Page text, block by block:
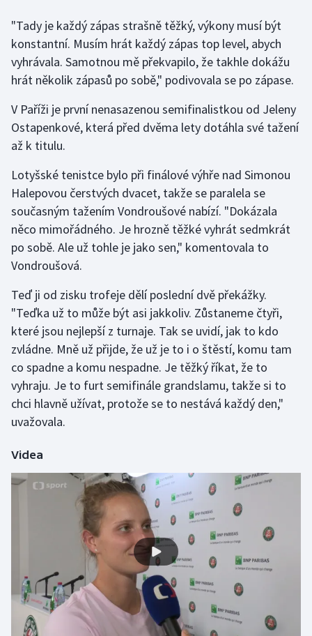
Gymnastika
Házená
Jezdectví
Judo
Krasobruslení
Lezení
Lyže a snowboard
Motorsport
Olympijské hry
Parasport
Plavání
Ragby
Rychlobruslení
Rychlostní kanoistika
Short track
Sportovní střelba
"Tady je každý zápas strašně těžký, výkony musí být
konstantní. Musím hrát každý zápas top level, abych
vyhrávala. Samotnou mě překvapilo, že takhle dokážu
hrát několik zápasů po sobě," podivovala se po zápase.
V Paříži je první nenasazenou semifinalistkou od Jeleny
Ostapenkové, která před dvěma lety dotáhla své tažení
až k titulu.
Lotyšské tenistce bylo při finálové výhře nad Simonou
Halepovou čerstvých dvacet, takže se paralela se
současným tažením Vondroušové nabízí. "Dokázala
něco mimořádného. Je hrozně těžké vyhrát sedmkrát
po sobě. Ale už tohle je jako sen," komentovala to
Vondroušová.
Teď ji od zisku trofeje dělí poslední dvě překážky.
"Teďka už to může být asi jakkoliv. Zůstaneme čtyři,
které jsou nejlepší z turnaje. Tak se uvidí, jak to kdo
zvládne. Mně už přijde, že už je to i o štěstí, komu tam
co spadne a komu nespadne. Je těžký říkat, že to
vyhraju. Je to furt semifinále grandslamu, takže si to
chci hlavně užívat, protože se to nestává každý den,"
uvažovala.
Videa